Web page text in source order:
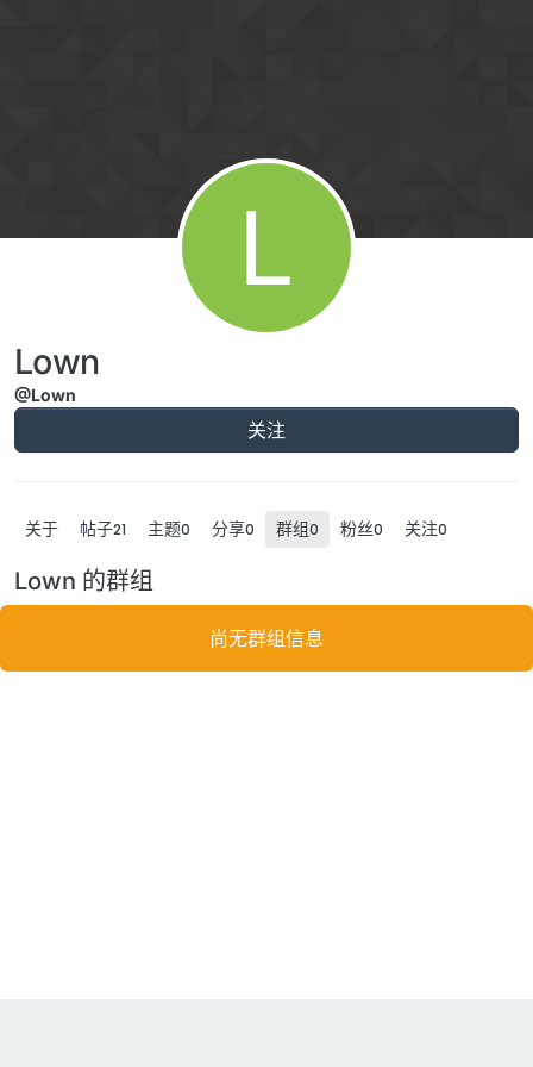
L
Lown
@Lown
关注
关于 帖子21 主题0 分享0 群组0 粉丝0 关注0
Lown 的群组
尚无群组信息